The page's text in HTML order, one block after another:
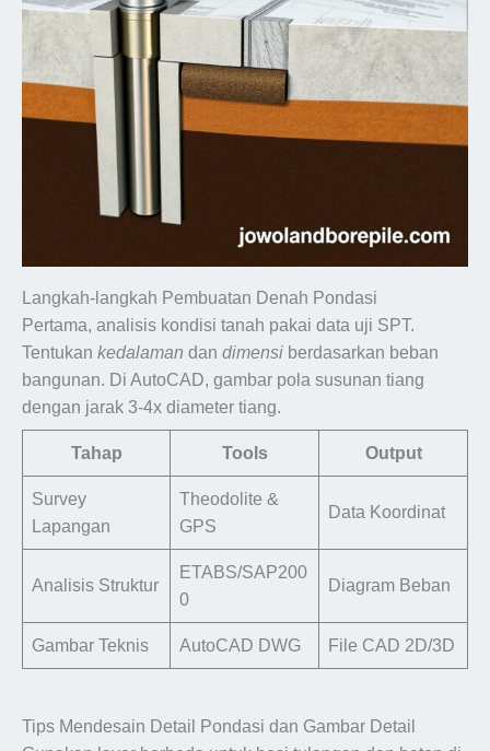
Langkah-langkah Pembuatan Denah Pondasi
Pertama, analisis kondisi tanah pakai data uji SPT.
Tentukan kedalaman dan dimensi berdasarkan beban
bangunan. Di AutoCAD, gambar pola susunan tiang
dengan jarak 3-4x diameter tiang.
Tahap Tools Output
Survey
Lapangan
Theodolite &
GPS
Data Koordinat
Analisis Struktur
ETABS/SAP200
0
Diagram Beban
Gambar Teknis AutoCAD DWG File CAD 2D/3D
Tips Mendesain Detail Pondasi dan Gambar Detail